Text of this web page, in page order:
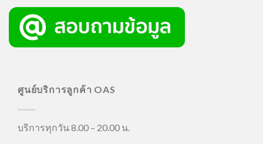
ศูนย์บริการลูกค้า OAS
บริการทุกวัน 8.00 – 20.00 น.